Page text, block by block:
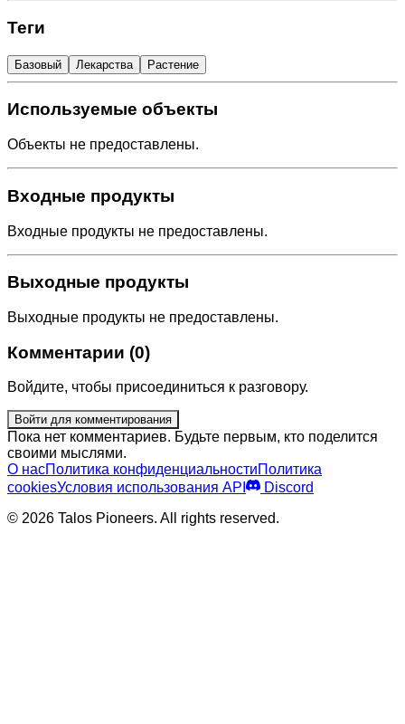
Теги
Базовый Лекарства Растение
Используемые объекты
Объекты не предоставлены.
Входные продукты
Входные продукты не предоставлены.
Выходные продукты
Выходные продукты не предоставлены.
Комментарии (0)
Войдите, чтобы присоединиться к разговору.
Войти для комментирования
Пока нет комментариев. Будьте первым, кто поделится
своими мыслями.
О насПолитика конфиденциальностиПолитика
cookiesУсловия использования API
Discord
© 2026 Talos Pioneers. All rights reserved.